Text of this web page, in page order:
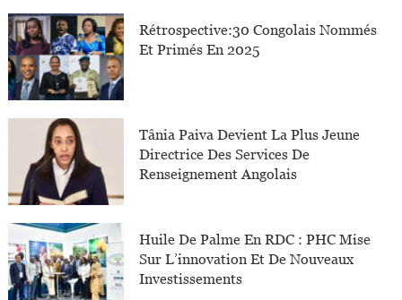
Rétrospective:30 Congolais Nommés
Et Primés En 2025
Tânia Paiva Devient La Plus Jeune
Directrice Des Services De
Renseignement Angolais
Huile De Palme En RDC : PHC Mise
Sur L’innovation Et De Nouveaux
Investissements